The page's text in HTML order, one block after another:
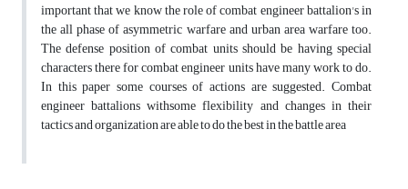
important that we know the role of combat engineer battalion's in
the all phase of asymmetric warfare and urban area warfare too.
The defense position of combat units should be having special
characters there for combat engineer units have many work to do.
In this paper some courses of actions are suggested. Combat
engineer battalions withsome flexibility and changes in their
tactics and organization are able to do the best in the battle area